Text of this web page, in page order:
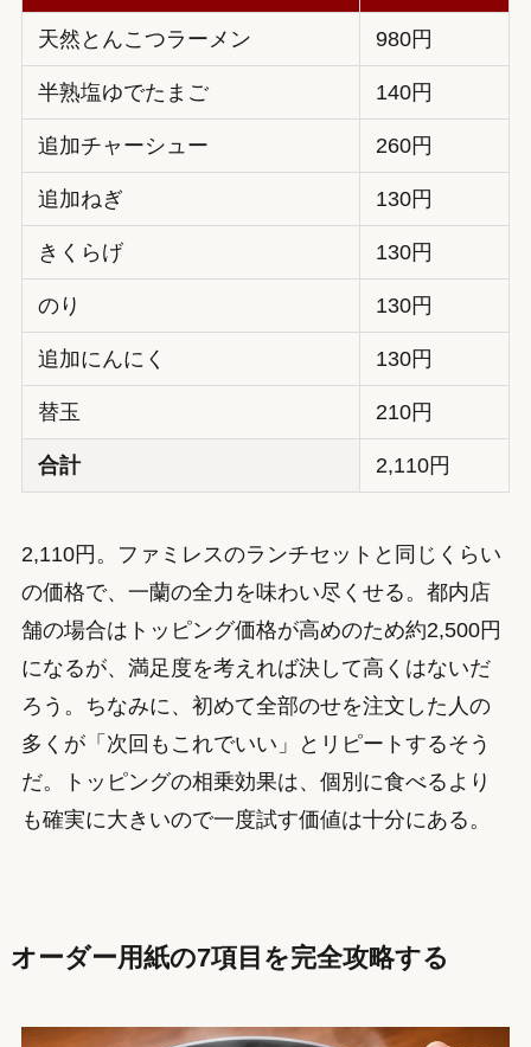
天然とんこつラーメン 980円
半熟塩ゆでたまご 140円
追加チャーシュー 260円
追加ねぎ 130円
きくらげ 130円
のり 130円
追加にんにく 130円
替玉 210円
合計 2,110円
2,110円。ファミレスのランチセットと同じくらい
の価格で、一蘭の全力を味わい尽くせる。都内店
舗の場合はトッピング価格が高めのため約2,500円
になるが、満足度を考えれば決して高くはないだ
ろう。ちなみに、初めて全部のせを注文した人の
多くが「次回もこれでいい」とリピートするそう
だ。トッピングの相乗効果は、個別に食べるより
も確実に大きいので一度試す価値は十分にある。
オーダー用紙の7項目を完全攻略する